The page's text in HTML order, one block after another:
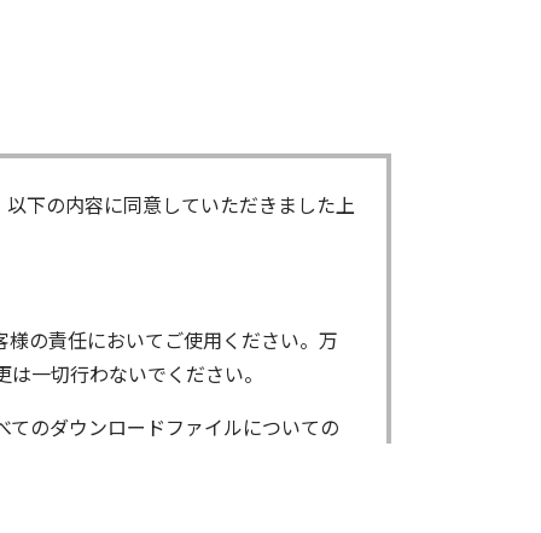
下の内容に同意していただきました上
の責任においてご使用ください。万
一切行わないでください。
のダウンロードファイルについての